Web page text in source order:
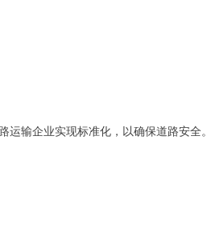
输企业实现标准化，以确保道路安全。